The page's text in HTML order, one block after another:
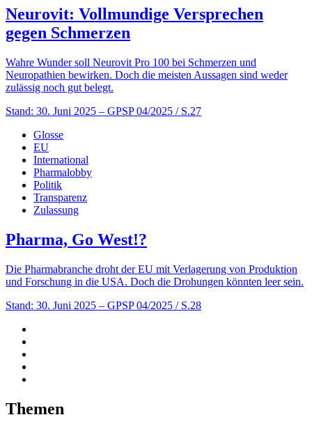
Neurovit: Vollmundige Versprechen
gegen Schmerzen
Wahre Wunder soll Neurovit Pro 100 bei Schmerzen und
Neuropathien bewirken. Doch die meisten Aussagen sind weder
zulässig noch gut belegt.
Stand: 30. Juni 2025 – GPSP 04/2025 / S.27
Glosse
EU
International
Pharmalobby
Politik
Transparenz
Zulassung
Pharma, Go West!?
Die Pharmabranche droht der EU mit Verlagerung von Produktion
und Forschung in die USA. Doch die Drohungen könnten leer sein.
Stand: 30. Juni 2025 – GPSP 04/2025 / S.28
Themen